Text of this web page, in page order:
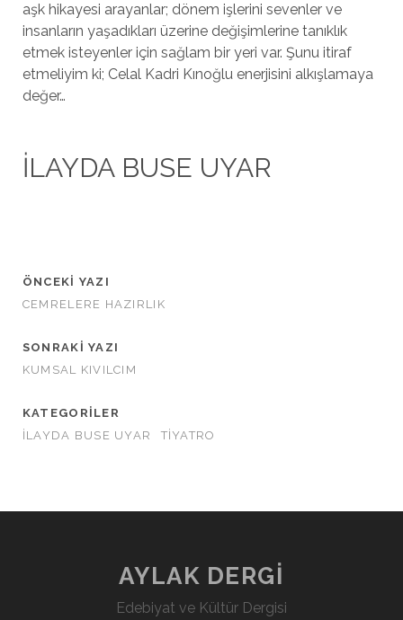
aşk hikayesi arayanlar; dönem işlerini sevenler ve
insanların yaşadıkları üzerine değişimlerine tanıklık
etmek isteyenler için sağlam bir yeri var. Şunu itiraf
etmeliyim ki; Celal Kadri Kınoğlu enerjisini alkışlamaya
değer…
İLAYDA BUSE UYAR
ÖNCEKI YAZI
CEMRELERE HAZIRLIK
SONRAKI YAZI
KUMSAL KIVILCIM
KATEGORILER
İLAYDA BUSE UYAR
TİYATRO
AYLAK DERGİ
Edebiyat ve Kültür Dergisi